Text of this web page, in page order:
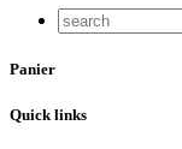
Panier
Quick links